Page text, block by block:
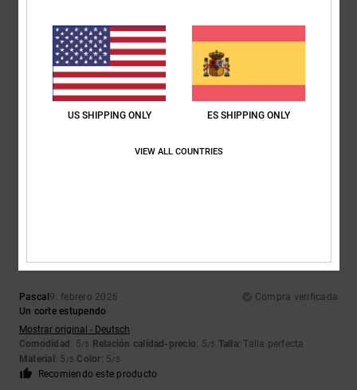
5 /5
Alexander21. febrero 2026
Pascal 9. febrero 2026
Compra verificada
Un corte estupendo
Mostrar original - Deutsch
Comodidad : 5/5 Relación calidad-precio: 5/5 Talla: Talla perfecta
Material : 5 /5 Color: 5/5
Recomiendo este producto
US SHIPPING ONLY ES SHIPPING ONLY
VIEW ALL COUNTRIES